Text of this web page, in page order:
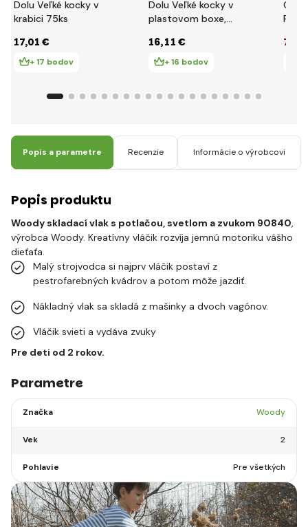
Dolu Veľké kocky v
krabici 75ks
17,01 €
+ 17 bodov
Dolu Veľké kocky v
plastovom boxe,
16,11 €
+ 16 bodov
7
Popis a parametre Recenzie Informácie o výrobcovi
Popis produktu
Woody skladací vlak s potlačou, svetlom a zvukom 90840,
výrobca Woody. Kreatívny vláčik rozvíja jemnú motoriku vášho
dieťaťa.
Malý strojvodca si najprv vláčik postaví z
pestrofarebných kvádrov a potom môže jazdiť.
Nákladný vlak sa skladá z mašinky a dvoch vagónov.
Vláčik svieti a vydáva zvuky
Pre deti od 2 rokov.
Parametre
Značka Woody
Vek 2
Pohlavie Pre všetkých